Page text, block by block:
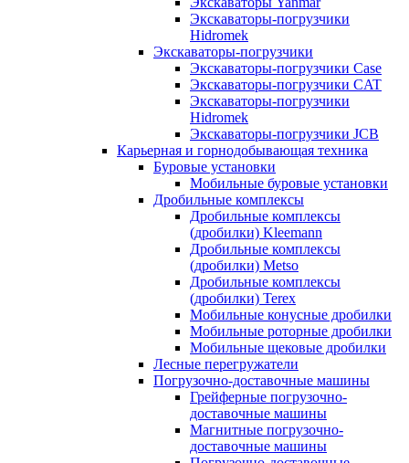
Экскаваторы-погрузчики
Hidromek
Экскаваторы-погрузчики
Экскаваторы-погрузчики Case
Экскаваторы-погрузчики CAT
Экскаваторы-погрузчики
Hidromek
Экскаваторы-погрузчики JCB
Карьерная и горнодобывающая техника
Буровые установки
Мобильные буровые установки
Дробильные комплексы
Дробильные комплексы
(дробилки) Kleemann
Дробильные комплексы
(дробилки) Metso
Дробильные комплексы
(дробилки) Terex
Мобильные конусные дробилки
Мобильные роторные дробилки
Мобильные щековые дробилки
Лесные перегружатели
Погрузочно-доставочные машины
Грейферные погрузочно-
доставочные машины
Магнитные погрузочно-
доставочные машины